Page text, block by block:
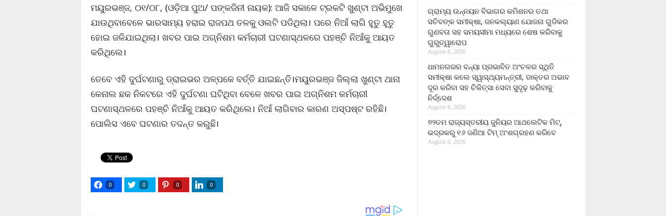
ମୟୁରଭଞ୍ଜ, ୦୧/୦୮, (ଓଡ଼ିଆ ପୁଅ/ ପଙ୍କଜିନୀ ନାୟକ): ଆଜି ସକାଳେ ଟ୍ରକଟି ଖୁଣ୍ଟା ଅଭିମୁଖେ
ଯାଉଥିବାବେଳେ ଭାରସାମ୍ୟ ହରାଇ ରାଜପଥ ତଳକୁ ଓଲଟି ପଡିଥିଲା। ପରେ ନିଆଁ ଲାଗି ହୁତୁ ହୁତୁ
ହୋଇ ଜଳିଯାଇଥିଲା। ଖବର ପାଇ ଅଗ୍ନିଶମ କର୍ମଚାରୀ ଘଟଣାସ୍ଥଳରେ ପହଞ୍ଚି ନିଆଁକୁ ଆୟତ
କରିଥିଲେ।
ତେବେ ଏହି ଦୁର୍ଘଟଣାରୁ ଡ୍ରାଇଭର ଅଳ୍ପକେ ବର୍ତ୍ତି ଯାଇଛନ୍ତି।ମୟୁରଭଞ୍ଜ ଜିଲ୍ଲା ଖୁଣ୍ଟା ଥାନା
କେନାଲ ଛକ ନିକଟରେ ଏହି ଦୁର୍ଘଟଣା ଘଟିଥିବା ବେଳେ ଖବର ପାଇ ଅଗ୍ନିଶମ କର୍ମଚାରୀ
ଘଟଣାସ୍ଥଳରେ ପହଞ୍ଚି ନିଆଁକୁ ଆୟତ କରିଥିଲେ। ନିଆଁ ଲାଗିବାର କାରଣ ଅସ୍ପଷ୍ଟ ରହିଛି।
ପୋଲିସ ଏବେ ଘଟଣାର ତଦନ୍ତ କରୁଛି।
0 0 0 0
ଗ୍ରାମ୍ୟ ଉନ୍ନୟନ ବିଭାଗର କମିଶନର ତଥା
ସଚିବଙ୍କ ସମୀକ୍ଷା, ଜନକଲ୍ୟାଣ ଯୋଜନା ଗୁଡିକର
ଗୁଣବତା ସହ ସମୟସୀମା ମଧ୍ୟରେ ଶେଷ କରିବାକୁ
ଗୁରୁତ୍ୱାରୋପ
August 6, 2026
ଧାମନଗରର ବନ୍ୟା ପ୍ରଭାବିତ ଅଂଚଳର ସ୍ଥିତି
ସମୀକ୍ଷା କଲେ ସ୍ୱାସ୍ଥ୍ୟମନ୍ତ୍ରୀ, ଡାକ୍ତର ଅଭାବ
ଦୂର କରିବା ସହ ଚିକିତ୍ସା ସେବା ସୁଦୃଢ଼ କରିବାକୁ
ନିର୍ଦ୍ଦେଶ
August 6, 2026
୭୨ତମ ରାଜ୍ୟସ୍ତରୀୟ ଜୁନିୟର ଆଥଲେଟିକ ମିଟ୍‌,
ଭଦ୍ରକରୁ ୧୬ ଜଣିଆ ଟିମ୍ ଅଂଶଗ୍ରହଣ କରିବେ
August 6, 2026